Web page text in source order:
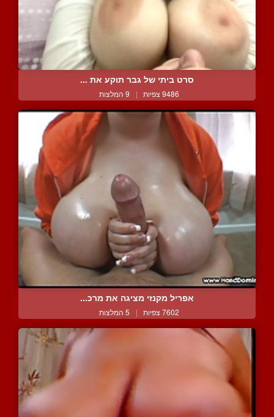
סרט ביתי של גבר תוקע את ...
9486 צפיות | 9 המלצות
אפריל מקנזי מציגה את מרכ...
7602 צפיות | 5 המלצות